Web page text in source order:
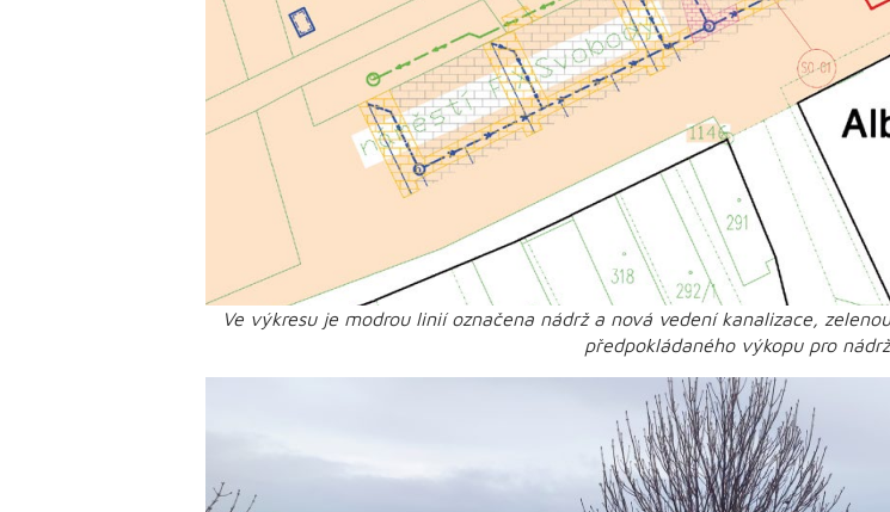
Ve výkresu je modrou linií označena nádrž a nová vedení kanalizace,
předpokládaného výkopu pro nádrž